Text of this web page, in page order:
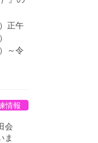
正午
～令
情報
会
ま